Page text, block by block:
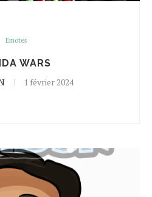
Emotes
WARS
1 février 2024